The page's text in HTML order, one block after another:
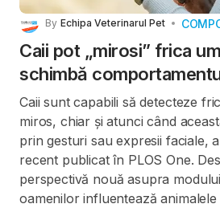
By Echipa Veterinarul Pet
Caii pot „mirosi” frica
schimbă
Caii sunt capabili să detecteze
miros, chiar și atunci când
prin gesturi sau expresii faciale,
recent publicat în PLOS One.
perspectivă nouă asupra
oamenilor influențează